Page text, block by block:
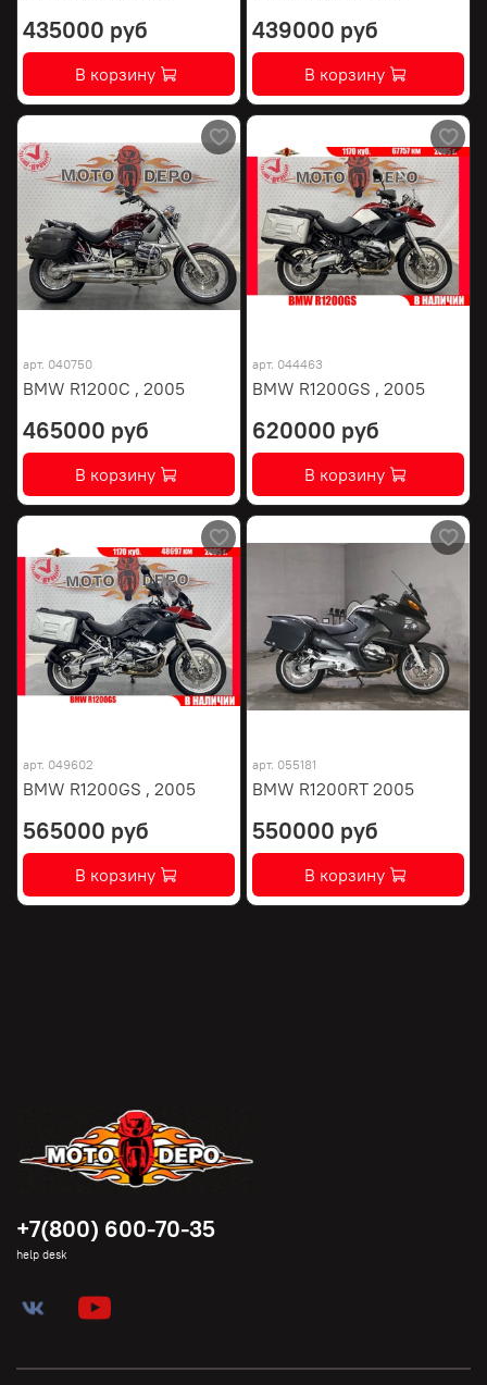
435000 руб
В корзину
439000 руб
В корзину
арт. 040750
BMW R1200C , 2005
465000 руб
В корзину
арт. 044463
BMW R1200GS , 2005
620000 руб
В корзину
арт. 049602
BMW R1200GS , 2005
565000 руб
В корзину
арт. 055181
BMW R1200RT 2005
550000 руб
В корзину
+7(800) 600-70-35
help desk